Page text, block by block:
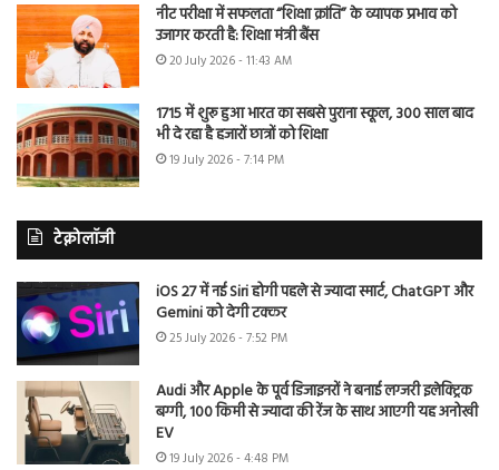
नीट परीक्षा में सफलता “शिक्षा क्रांति” के व्यापक प्रभाव को
उजागर करती है: शिक्षा मंत्री बैंस
20 July 2026 - 11:43 AM
1715 में शुरू हुआ भारत का सबसे पुराना स्कूल, 300 साल बाद
भी दे रहा है हजारों छात्रों को शिक्षा
19 July 2026 - 7:14 PM
टेक्नोलॉजी
iOS 27 में नई Siri होगी पहले से ज्यादा स्मार्ट, ChatGPT और
Gemini को देगी टक्कर
25 July 2026 - 7:52 PM
Audi और Apple के पूर्व डिजाइनरों ने बनाई लग्जरी इलेक्ट्रिक
बग्गी, 100 किमी से ज्यादा की रेंज के साथ आएगी यह अनोखी
EV
19 July 2026 - 4:48 PM